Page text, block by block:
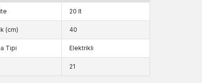
20 lt
(cm) 40
Tipi Elektrikli
21